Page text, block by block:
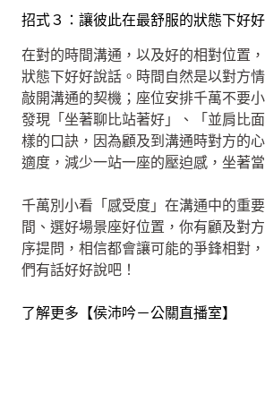
招式３：讓彼此在最舒服的狀態下好
在對的時間溝通，以及好的相對位置
狀態下好好說話。時間自然是以對方
敲開溝通的契機；座位安排千萬不要
發現「坐著聊比站著好」、「並肩比
樣的口訣，因為顧及到溝通時對方的
適度，減少一站一座的壓迫感，坐著
千萬別小看「感受度」在溝通中的重
間、選好場景座好位置，你有顧及對
序提問，相信都會讓可能的爭鋒相對
們有話好好說吧！
了解更多【侯沛吟－公關直播室】